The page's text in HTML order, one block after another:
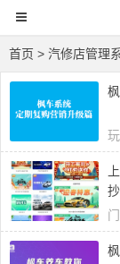
首页 > 汽修店管理
抄